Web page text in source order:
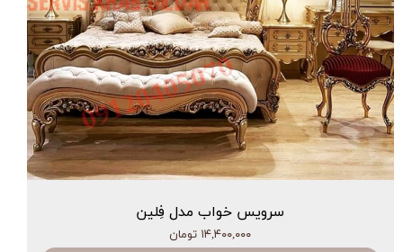
سرویس خواب مدل فِلین
۱۴,۴۰۰,۰۰۰ تومان